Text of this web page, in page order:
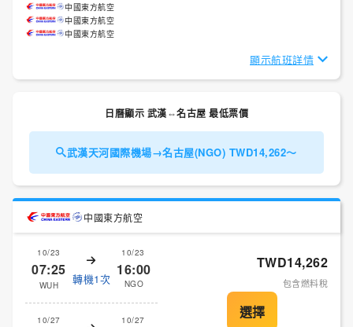
中國東方航空
中國東方航空
中國東方航空
顯示航班詳情
日曆顯示 武漢⇔名古屋 最低票價
武漢天河國際機場→名古屋(NGO) TWD14,262～
中國東方航空
10/23
07:25
WUH 轉機1次
10/23
16:00
NGO
10/27 10/27
TWD14,262
包含燃料稅